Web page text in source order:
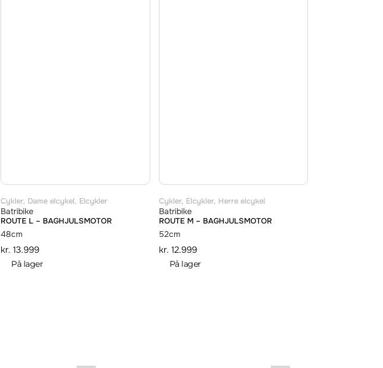
Cykler, Dame elcykel, Elcykler
Batribike
ROUTE L – BAGHJULSMOTOR
48cm
kr. 13.999
På lager
Cykler, Elcykler, Herre elcykel
Batribike
ROUTE M – BAGHJULSMOTOR
52cm
kr. 12.999
På lager